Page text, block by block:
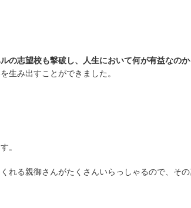
の志望校も撃破し、人生において何が有益なの
生み出すことができました。
。
れる親御さんがたくさんいらっしゃるので、そ